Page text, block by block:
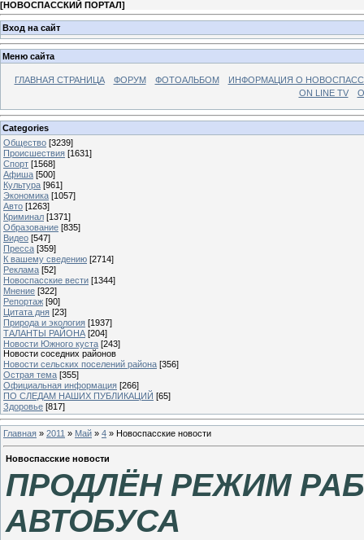
[НОВОСПАССКИЙ ПОРТАЛ]
Вход на сайт
Меню сайта
ГЛАВНАЯ СТРАНИЦА ФОРУМ ФОТОАЛЬБОМ
ИНФОРМАЦИЯ О
ON LINE TV
Categories
Общество [3239]
Происшествия [1631]
Спорт [1568]
Афиша [500]
Культура [961]
Экономика [1057]
Авто [1263]
Криминал [1371]
Образование [835]
Видео [547]
Пресса [359]
К вашему сведению [2714]
Реклама [52]
Новоспасские вести [1344]
Мнение [322]
Репортаж [90]
Цитата дня [23]
Природа и экология [1937]
ТАЛАНТЫ РАЙОНА [204]
Новости Южного куста [243]
Новости соседних районов
Новости сельских поселений района [356]
Острая тема [355]
Официальная информация [266]
ПО СЛЕДАМ НАШИХ ПУБЛИКАЦИЙ [65]
Здоровье [817]
Главная » 2011 » Май » 4 » Новоспасские новости
Новоспасские новости
ПРОДЛЁН РЕЖИМ
АВТОБУСА